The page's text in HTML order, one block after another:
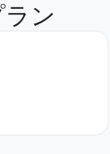
ン